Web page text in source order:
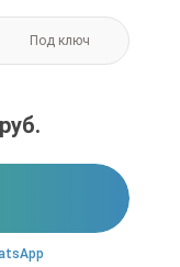
Под ключ
руб.